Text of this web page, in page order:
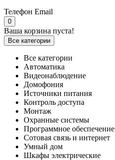
Телефон Email
0
Ваша корзина пуста!
Все категории
Все категории
Автоматика
Видеонаблюдение
Домофония
Источники питания
Контроль доступа
Монтаж
Охранные системы
Программное обеспечение
Сотовая связь и интернет
Умный дом
Шкафы электрические